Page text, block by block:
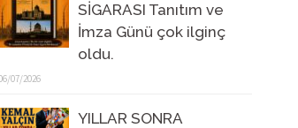
SİGARASI Tanıtım ve
İmza Günü çok ilginç
oldu.
07/2026
YILLAR SONRA